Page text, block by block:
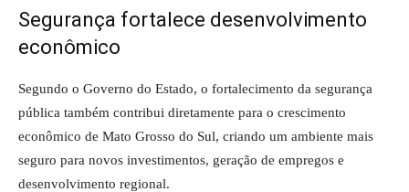
Segurança fortalece desenvolvimento
econômico
Segundo o Governo do Estado, o fortalecimento da segurança
pública também contribui diretamente para o crescimento
econômico de Mato Grosso do Sul, criando um ambiente mais
seguro para novos investimentos, geração de empregos e
desenvolvimento regional.